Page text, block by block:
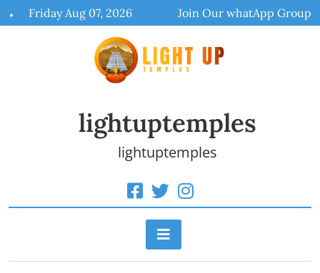
to
Friday Aug 07, 2026 Join Our whatApp Group
lightuptemples
lightuptemples